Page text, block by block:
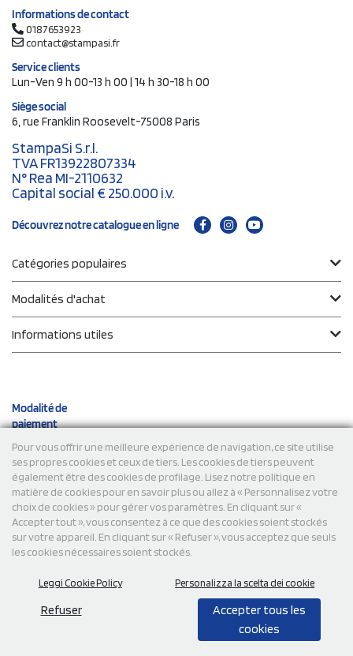
Pour vous offrir une meilleure expérience de navigation, ce site utilise
ses propres cookies et ceux de tiers. Les cookies de tiers peuvent
également être des cookies de profilage. Lisez notre politique en
matière de cookies pour en savoir plus ou allez à « Personnalisez votre
choix de cookies » pour gérer vos paramètres. En cliquant sur «
Accepter tout », vous consentez à ce que des cookies soient stockés
sur votre appareil. En cliquant sur « Refuser », vous acceptez que seuls
les cookies nécessaires soient stockés.
Leggi Cookie Policy Personalizza la scelta dei cookie
Refuser
Accepter tous les
cookies
Informations de contact
0187653923
contact@stampasi.fr
Service clients
Lun-Ven 9 h 00-13 h 00 | 14 h 30-18 h 00
Siège social
6, rue Franklin Roosevelt-75008 Paris
StampaSi S.r.l.
TVA FR13922807334
N° Rea MI-2110632
Capital social € 250.000 i.v.
Découvrez notre catalogue en ligne
Catégories populaires
Modalités d'achat
Informations utiles
Modalité de
paiement
Expéditions
© 2026 StampaSi s.r.l. TOUS DROITS RÉSERVÉS - TVA
FR13922807334